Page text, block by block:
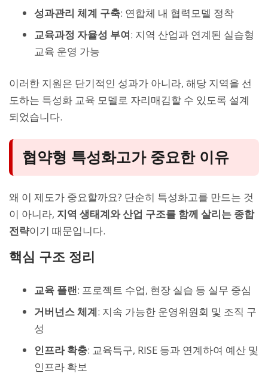
성과관리 체계 구축: 연합체 내 협력모델 정착
교육과정 자율성 부여: 지역 산업과 연계된 실습형
교육 운영 가능
이러한 지원은 단기적인 성과가 아니라, 해당 지역을 선
도하는 특성화 교육 모델로 자리매김할 수 있도록 설계
되었습니다.
협약형 특성화고가 중요한 이유
왜 이 제도가 중요할까요? 단순히 특성화고를 만드는 것
이 아니라, 지역 생태계와 산업 구조를 함께 살리는 종합
전략이기 때문입니다.
핵심 구조 정리
교육 플랜: 프로젝트 수업, 현장 실습 등 실무 중심
거버넌스 체계: 지속 가능한 운영위원회 및 조직 구
성
인프라 확충: 교육특구, RISE 등과 연계하여 예산 및
인프라 확보